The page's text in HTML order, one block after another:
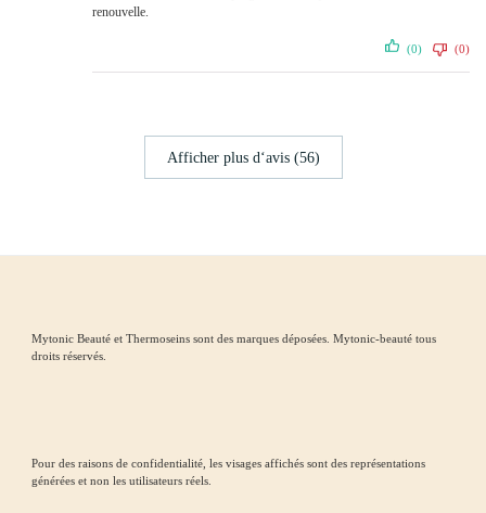
renouvelle.
(0) (0)
Afficher plus d‘avis (56)
Mytonic Beauté et Thermoseins sont des marques déposées. Mytonic-beauté tous
droits réservés.
Pour des raisons de confidentialité, les visages affichés sont des représentations
générées et non les utilisateurs réels.